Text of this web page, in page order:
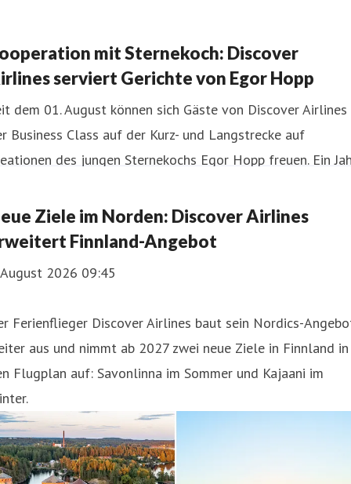
mit Sternekoch: Discover
serviert Gerichte von Egor Hopp
dem 01. August können sich Gäste von Discover Airlines
Business Class auf der Kurz- und Langstrecke auf
des jungen Sternekochs Egor Hopp freuen. Ein
an eigens für die Airline entwickelten Gerichten aus
Küche.
Ziele im Norden: Discover Airlines
Finnland-Angebot
2026 09:45
Ferienflieger Discover Airlines baut sein Nordics-
aus und nimmt ab 2027 zwei neue Ziele in Finnland in
Flugplan auf: Savonlinna im Sommer und Kajaani im